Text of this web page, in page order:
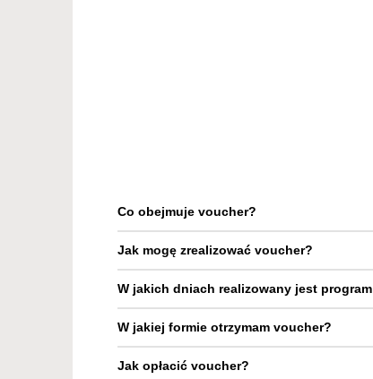
Co obejmuje voucher?
Jak mogę zrealizować voucher?
W jakich dniach realizowany jest
W jakiej formie otrzymam voucher?
Jak opłacić voucher?